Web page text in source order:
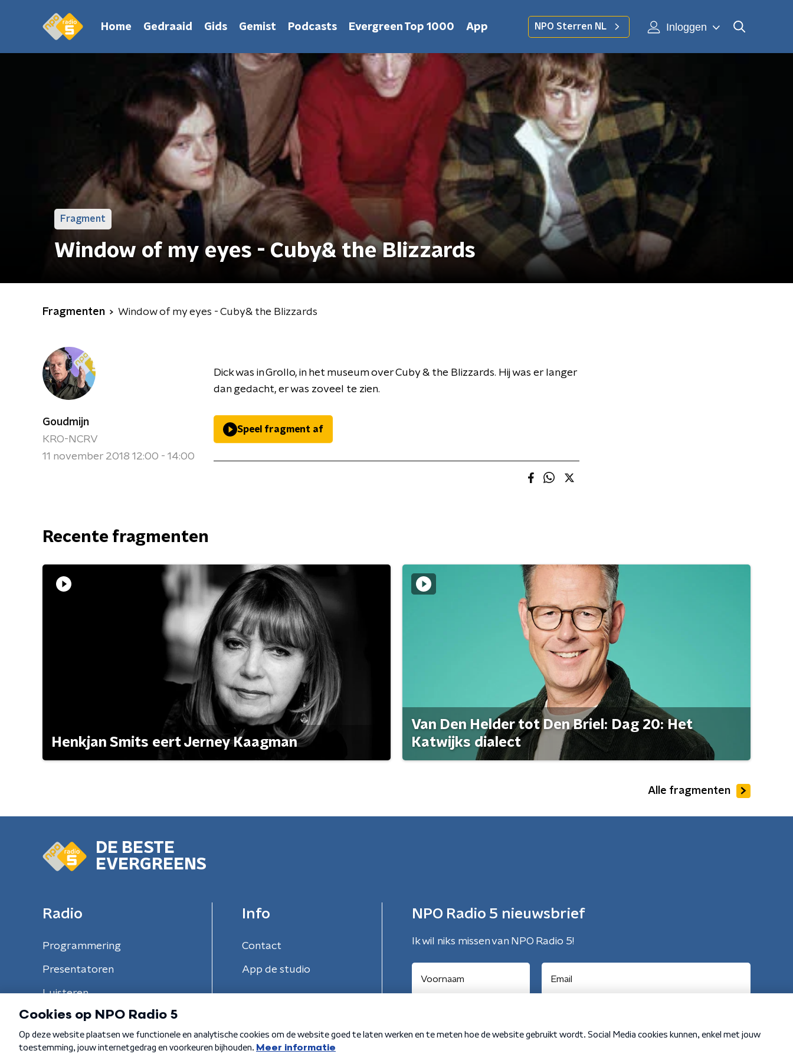
Home Gedraaid Gids Gemist Podcasts Evergreen Top 1000 App NPO Sterren NL Inloggen
Fragment
Window of my eyes - Cuby& the Blizzards
Fragmenten Window of my eyes - Cuby& the Blizzards
Goudmijn
KRO-NCRV
11 november 2018 12:00 - 14:00
Dick was in Grollo, in het museum over Cuby & the Blizzards. Hij was er langer
dan gedacht, er was zoveel te zien.
Speel fragment af
Recente fragmenten
Henkjan Smits eert Jerney Kaagman
Van Den Helder tot Den Briel: Dag 20: Het
Katwijks dialect
Alle fragmenten
DE BESTE
EVERGREENS
Radio
Programmering
Presentatoren
Luisteren
Info
Contact
App de studio
NPO Radio 5 nieuwsbrief
Ik wil niks missen van NPO Radio 5!
Algemene voorwaarden Privacybeleid